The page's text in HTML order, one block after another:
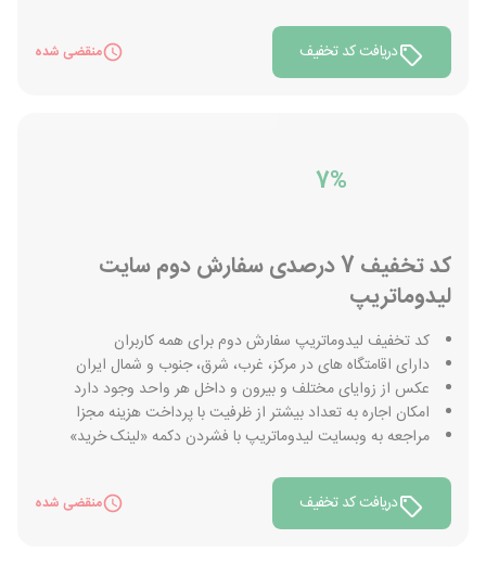
دریافت کد تخفیف منقضی شده
7%
کد تخفیف 7 درصدی سفارش دوم سایت
لیدوماتریپ
کد تخفیف لیدوماتریپ سفارش دوم برای همه کاربران
دارای اقامتگاه های در مرکز، غرب، شرق، جنوب و شمال ایران
عکس از زوایای مختلف و بیرون و داخل هر واحد وجود دارد
امکان اجاره به تعداد بیشتر از ظرفیت با پرداخت هزینه مجزا
مراجعه به وبسایت لیدوماتریپ با فشردن دکمه «لینک خرید»
دریافت کد تخفیف منقضی شده